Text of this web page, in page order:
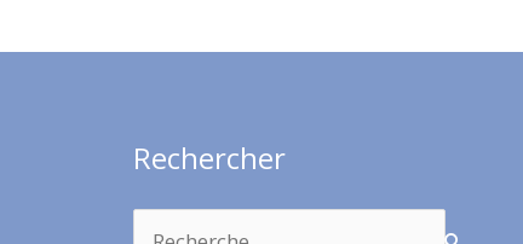
Rechercher